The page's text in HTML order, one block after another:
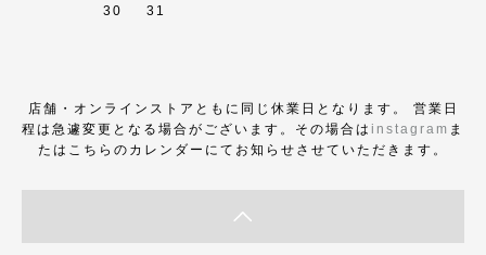
30 31
店舗・オンラインストアともに同じ休業日となります。 営業日
程は急遽変更となる場合がございます。その場合は instagram ま
たはこちらのカレンダーにてお知らせさせていただきます。